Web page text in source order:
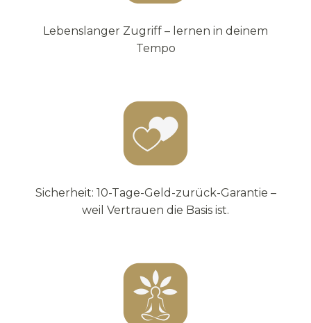
Lebenslanger Zugriff – lernen in deinem
Tempo
Sicherheit: 10-Tage-Geld-zurück-Garantie –
weil Vertrauen die Basis ist.